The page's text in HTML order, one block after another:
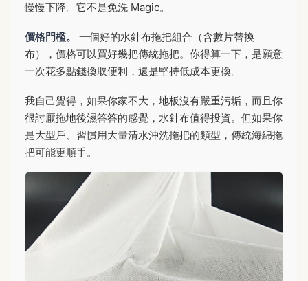
慢慢下降。它不是免洗 Magic。
價格門檻。
一個好的水針布拖把組合（含數片替換
布），價格可以買好幾把傳統拖把。你得算一下，是願意
一次花多點錢換取便利，還是堅持低成本更換。
我自己覺得，如果你家不大，地板沒有嚴重污垢，而且你
很討厭拖地後濕答答的感覺，水針布值得投資。但如果你
是大型戶、習慣用大量清水沖洗拖把的類型，傳統海綿拖
把可能更順手。